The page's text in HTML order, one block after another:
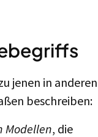
jenen in anderen
beschreiben:
Modellen, die